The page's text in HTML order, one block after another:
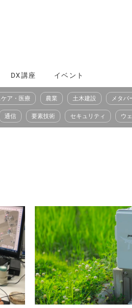
DX講座 イベント
ア・医療 農業 土木建設 メタバ
通信 要素技術 セキュリティ ウ